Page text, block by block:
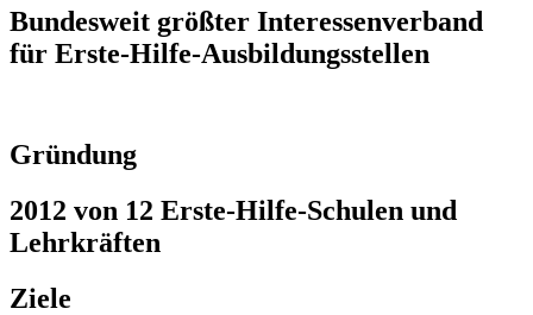
Bundesweit größter Interessenverband
für Erste-Hilfe-Ausbildungsstellen
Gründung
2012 von 12 Erste-Hilfe-Schulen und
Lehrkräften
Ziele